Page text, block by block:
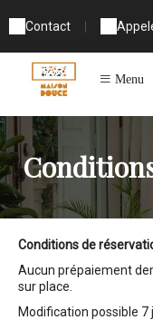
Contact
Menu
Conditions de
Aucun prépaiement
sur place.
Modification possible 7